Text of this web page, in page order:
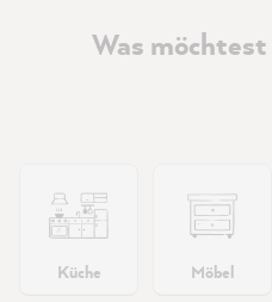
Was
Küche Möbel